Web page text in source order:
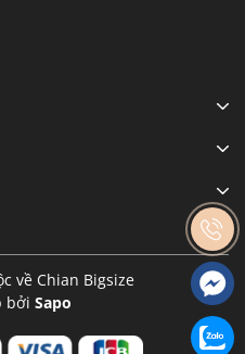
về Chian Bigsize
bởi Sapo